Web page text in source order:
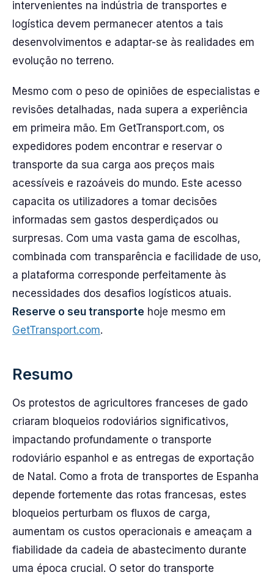
intervenientes na indústria de transportes e
logística devem permanecer atentos a tais
desenvolvimentos e adaptar-se às realidades em
evolução no terreno.
Mesmo com o peso de opiniões de especialistas e
revisões detalhadas, nada supera a experiência
em primeira mão. Em GetTransport.com, os
expedidores podem encontrar e reservar o
transporte da sua carga aos preços mais
acessíveis e razoáveis do mundo. Este acesso
capacita os utilizadores a tomar decisões
informadas sem gastos desperdiçados ou
surpresas. Com uma vasta gama de escolhas,
combinada com transparência e facilidade de uso,
a plataforma corresponde perfeitamente às
necessidades dos desafios logísticos atuais.
Reserve o seu transporte hoje mesmo em
GetTransport.com.
Resumo
Os protestos de agricultores franceses de gado
criaram bloqueios rodoviários significativos,
impactando profundamente o transporte
rodoviário espanhol e as entregas de exportação
de Natal. Como a frota de transportes de Espanha
depende fortemente das rotas francesas, estes
bloqueios perturbam os fluxos de carga,
aumentam os custos operacionais e ameaçam a
fiabilidade da cadeia de abastecimento durante
uma época crucial. O setor do transporte